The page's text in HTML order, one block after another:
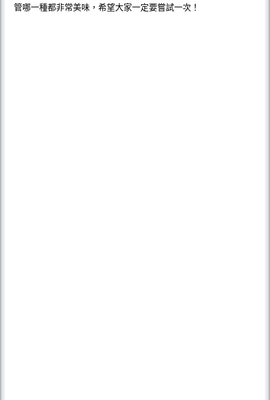
管哪一種都非常美味，希望大家一定要嘗試一次！